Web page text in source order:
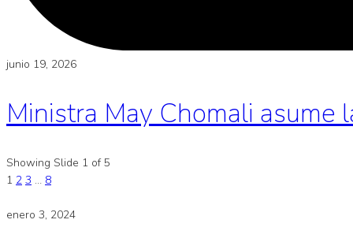
junio 19, 2026
Ministra May Chomali asume
Showing Slide 1 of 5
1 2 3 … 8
enero 3, 2024